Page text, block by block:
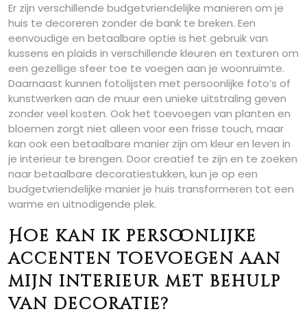
Er zijn verschillende budgetvriendelijke manieren om je
huis te decoreren zonder de bank te breken. Een
eenvoudige en betaalbare optie is het gebruik van
kussens en plaids in verschillende kleuren en texturen om
een gezellige sfeer toe te voegen aan je woonruimte.
Daarnaast kunnen fotolijsten met persoonlijke foto’s of
kunstwerken aan de muur een unieke uitstraling geven
zonder veel kosten. Ook het toevoegen van planten en
bloemen zorgt niet alleen voor een frisse touch, maar
kan ook een betaalbare manier zijn om kleur en leven in
je interieur te brengen. Door creatief te zijn en te zoeken
naar betaalbare decoratiestukken, kun je op een
budgetvriendelijke manier je huis transformeren tot een
warme en uitnodigende plek.
Hoe kan ik persoonlijke
accenten toevoegen aan
mijn interieur met behulp
van decoratie?